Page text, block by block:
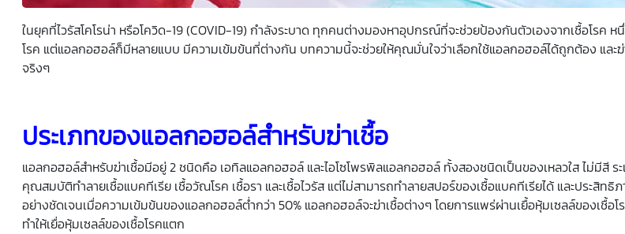
ในยุคที่ไวรัสโคโรน่า หรือโควิด-19 (COVID-19) กำลังระบาด ทุกคนต่างมองหาอุปกรณ์ที่จะช่วยป้องกันตัวเองจากเชื้อโรค
โรค แต่แอลกอฮอล์ก็มีหลายแบบ มีความเข้มข้นที่ต่างกัน บทความนี้จะช่วยให้คุณมั่นใจว่าเลือกใช้แอลกอฮอล์ได้ถูกต้อง และฆ่
จริงๆ
ประเภทของแอลกอฮอล์สำหรับฆ่าเชื้อ
แอลกอฮอล์สำหรับฆ่าเชื้อมีอยู่ 2 ชนิดคือ เอทิลแอลกอฮอล์ และไอโซโพรพิลแอลกอฮอล์ ทั้งสองชนิดเป็นของเหลวใส ไม่มีสี
คุณสมบัติทำลายเชื้อแบคทีเรีย เชื้อวัณโรค เชื้อรา และเชื้อไวรัส แต่ไม่สามารถทำลายสปอร์ของเชื้อแบคทีเรียได้ และประสิทธิ
อย่างชัดเจนเมื่อความเข้มข้นของแอลกอฮอล์ต่ำกว่า 50% แอลกอฮอล์จะฆ่าเชื้อต่างๆ โดยการแพร่ผ่านเยื้อหุ้มเซลล์ของเชื้อโ
ทำให้เยื่อหุ้มเซลล์ของเชื้อโรคแตก